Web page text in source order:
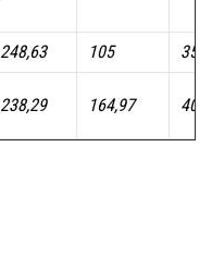
248,63 105
238,29 164,97